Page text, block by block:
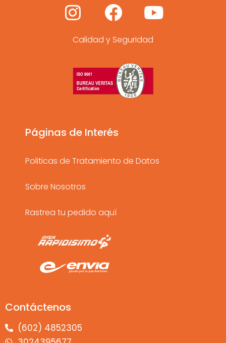
I
n
s
t
a
g
a
m
F
a
c
e
b
o
k
Y
o
u
t
b
Calidad y Seguridad
Páginas de Interés
Politicas de Tratamiento de Datos
Sobre Nosotros
Rastrea tu pedido aquí
Contáctenos
(602) 4852305